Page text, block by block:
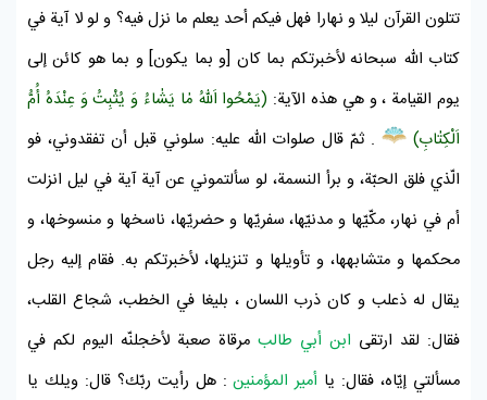
تتلون القرآن ليلا و نهارا فهل فيكم أحد يعلم ما نزل فيه؟ و لو لا آية في
كتاب اللّه سبحانه لأخبرتكم بما كان [و بما يكون] و بما هو كائن إلى
يوم القيامة ، و هي هذه الآية: (يَمْحُوا اَللّٰهُ مٰا يَشٰاءُ وَ يُثْبِتُ وَ عِنْدَهُ أُمُّ
اَلْكِتٰابِ)
. ثمّ قال صلوات اللّه عليه: سلوني قبل أن تفقدوني، فو
الّذي فلق الحبّة، و برأ النسمة، لو سألتموني عن آية آية في ليل انزلت
أم في نهار، مكّيّها و مدنيّها، سفريّها و حضريّها، ناسخها و منسوخها، و
محكمها و متشابهها، و تأويلها و تنزيلها، لأخبرتكم به. فقام إليه رجل
يقال له ذعلبو كان ذرب اللسان ، بليغا في الخطب، شجاع القلب،
فقال: لقد ارتقى ابن أبي طالب مرقاة صعبة لأخجلنّه اليوم لكم في
مسألتي إيّاه، فقال: يا أمير المؤمنين: هل رأيت ربّك؟ قال: ويلك يا